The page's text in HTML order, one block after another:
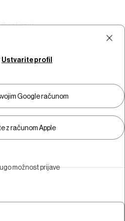
Prijava
vsebine morate
se
Ustvarite profil
Google računom
z računom Apple
možnost prijave